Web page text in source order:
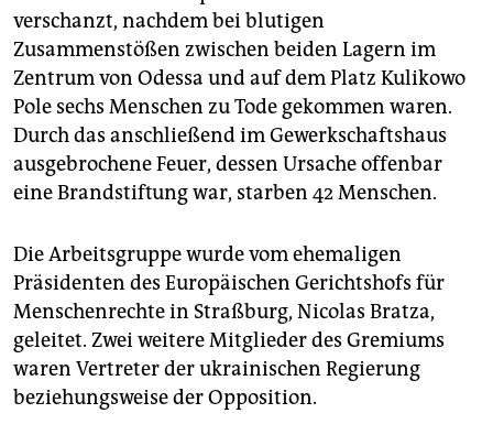
verschanzt, nachdem bei blutigen
Zusammenstößen zwischen beiden Lagern im
Zentrum von Odessa und auf dem Platz Kulikowo
Pole sechs Menschen zu Tode gekommen waren.
Durch das anschließend im Gewerkschaftshaus
ausgebrochene Feuer, dessen Ursache offenbar
eine Brandstiftung war, starben 42 Menschen.
Die Arbeitsgruppe wurde vom ehemaligen
Präsidenten des Europäischen Gerichtshofs für
Menschenrechte in Straßburg, Nicolas Bratza,
geleitet. Zwei weitere Mitglieder des Gremiums
waren Vertreter der ukrainischen Regierung
beziehungsweise der Opposition.